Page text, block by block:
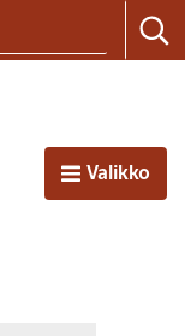
AvaaValikko